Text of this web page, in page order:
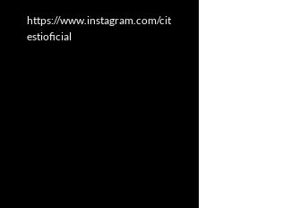
https://www.instagram.com/cit
estioficial